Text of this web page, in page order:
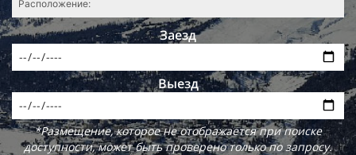
Заезд
Выезд
*Размещение, которое не отображается при поиске
доступности, может быть проверено только по запросу.